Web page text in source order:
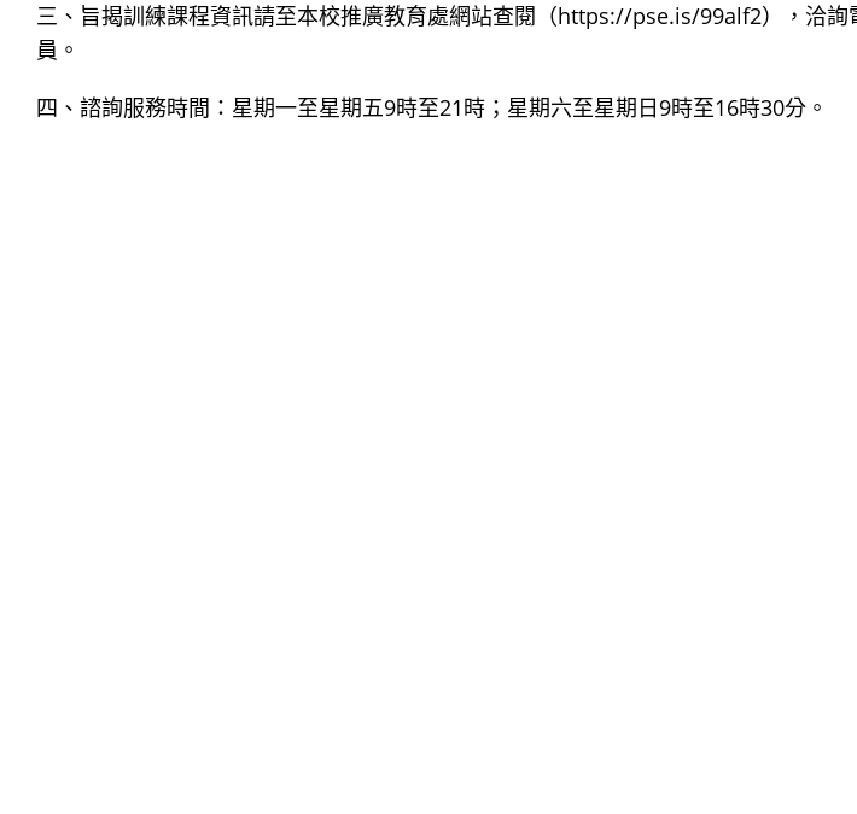
三、旨揭訓練課程資訊請至本校推廣教育處網站查閱（https://pse.is/99alf2），洽詢
員。
四、諮詢服務時間：星期一至星期五9時至21時；星期六至星期日9時至16時30分。